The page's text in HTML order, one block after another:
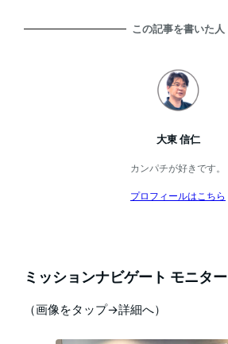
この記事を書いた人
大東 信仁
カンパチが好きです。
プロフィールはこちら
ミッションナビゲート モニター
（画像をタップ→詳細へ）